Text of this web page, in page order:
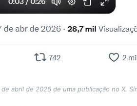
abril de 2026 de uma publicação no X.